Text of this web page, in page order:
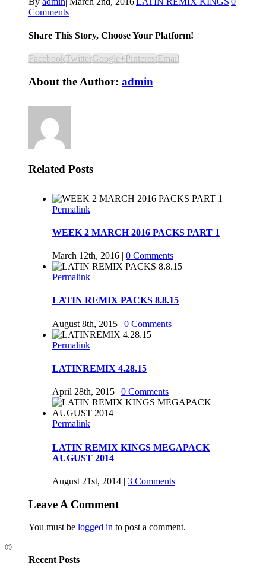
Comments
Share This Story, Choose Your Platform!
FacebookTwitterGoogle+PinterestEmail
About the Author: admin
Related Posts
Permalink
WEEK 2 MARCH 2016 PACKS PART 1
March 12th, 2016 | 0 Comments
Permalink
LATIN REMIX PACKS 8.8.15
August 8th, 2015 | 0 Comments
Permalink
LATINREMIX 4.28.15
April 28th, 2015 | 0 Comments
Permalink
LATIN REMIX KINGS MEGAPACK
AUGUST 2014
August 21st, 2014 | 3 Comments
Leave A Comment
You must be logged in to post a comment.
Recent Posts
©